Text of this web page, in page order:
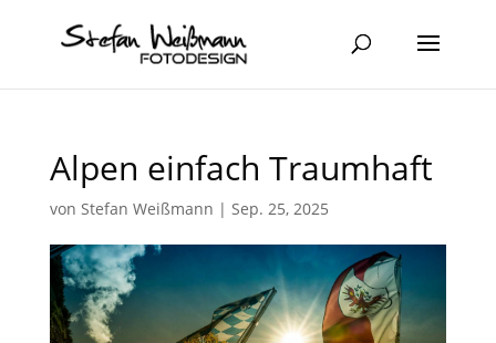
Alpen einfach Traumhaft
von Stefan Weißmann | Sep. 25, 2025